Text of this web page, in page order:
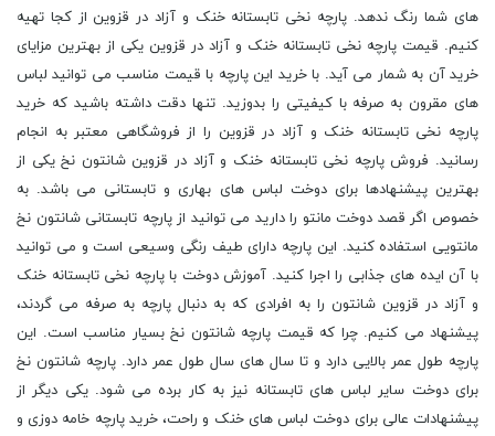
های شما رنگ ندهد. پارچه نخی تابستانه خنک و آزاد در قزوین از کجا تهیه
کنیم. قیمت پارچه نخی تابستانه خنک و آزاد در قزوین یکی از بهترین مزایای
خرید آن به شمار می آید. با خرید این پارچه با قیمت مناسب می توانید لباس
های مقرون به صرفه با کیفیتی را بدوزید. تنها دقت داشته باشید که خرید
پارچه نخی تابستانه خنک و آزاد در قزوین را از فروشگاهی معتبر به انجام
رسانید. فروش پارچه نخی تابستانه خنک و آزاد در قزوین شانتون نخ یکی از
بهترین پیشنهادها برای دوخت لباس های بهاری و تابستانی می باشد. به
خصوص اگر قصد دوخت مانتو را دارید می توانید از پارچه تابستانی شانتون نخ
مانتویی استفاده کنید. این پارچه دارای طیف رنگی وسیعی است و می توانید
با آن ایده های جذابی را اجرا کنید. آموزش دوخت با پارچه نخی تابستانه خنک
و آزاد در قزوین شانتون را به افرادی که به دنبال پارچه به صرفه می گردند،
پیشنهاد می کنیم. چرا که قیمت پارچه شانتون نخ بسیار مناسب است. این
پارچه طول عمر بالایی دارد و تا سال های سال طول عمر دارد. پارچه شانتون نخ
برای دوخت سایر لباس های تابستانه نیز به کار برده می شود. یکی دیگر از
پیشنهادات عالی برای دوخت لباس های خنک و راحت، خرید پارچه خامه دوزی و